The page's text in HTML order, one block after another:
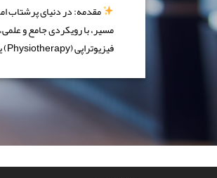
مقدمه: در دنیای پرشتاب
مسیر، با رویکردی جامع و
فیزیوتراپی (Physiotherapy) یک حرفه تخصصی در مراقبت‌های […]